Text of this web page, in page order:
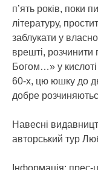
п’ять років, поки
літературу,
заблукати у
врешті,
Богом…» у
60-х, цю юшку до
добре
Навесні
авторський тур
Інформація: